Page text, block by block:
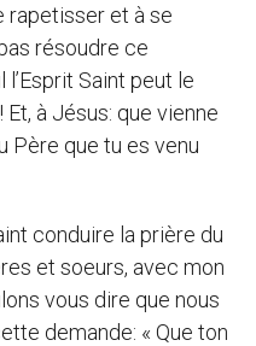
rapetisser et à se
résoudre ce
Saint peut le
à Jésus: que vienne
Père que tu es venu
conduire la prière du
et soeurs, avec mon
vous dire que nous
demande: « Que ton